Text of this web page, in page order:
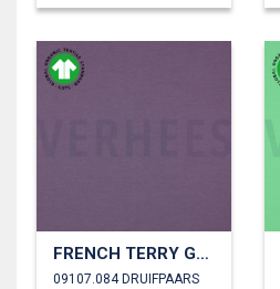
FRENCH TERRY GOTS
09107.084 DRUIFPAARS